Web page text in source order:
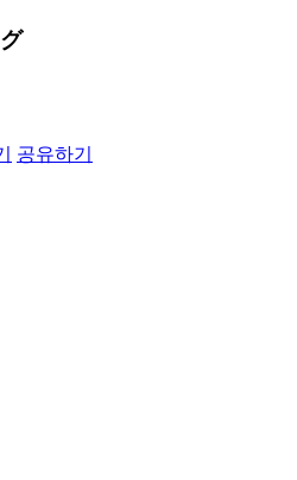
공유하기